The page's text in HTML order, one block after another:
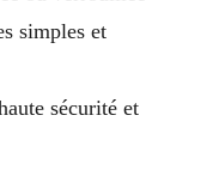
simples et
sécurité et